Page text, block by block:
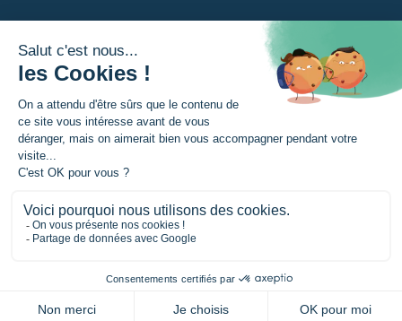
Empleo
Eskola Futura
Forma NAEN
TRANSFERMUGA-RREKIN
La Eurorregión
¿Qué es la Eurorregión?
Noticias
Area de prensea
© Eurorregion Nueva Aquitania, Euskadi, Navarra |Menciones legales